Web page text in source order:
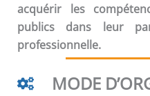
acquérir les
publics dans leur
professionnelle.
MODE